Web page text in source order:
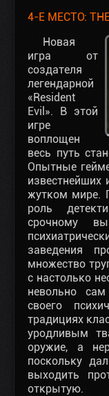
4-Е МЕСТО:
Новая
игра от
создателя
легендарной
«Resident
Evil». В этой
игре
воплощен
весь путь
Опытные
известнейших
жутком мире.
роль
срочному
заведения
множество
с настолько
невольно
своего
традициях
уродливым
оружие, а
поскольку
выходить
открытую.